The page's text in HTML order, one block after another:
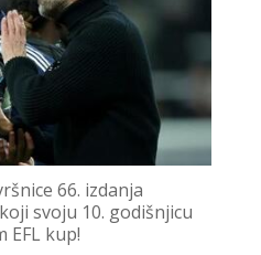
66. izdanja
svoju 10. godišnjicu
EFL kup!